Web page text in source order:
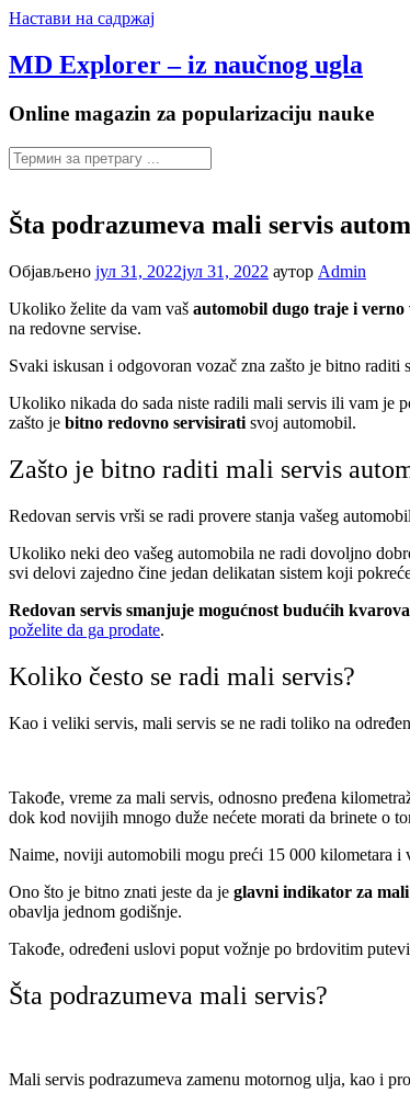
Настави на садржај
MD Explorer – iz naučnog ugla
Online magazin za popularizaciju nauke
Šta podrazumeva mali servis
Објављено јул 31, 2022јул 31, 2022 аутор Admin
Ukoliko želite da vam vaš automobil dugo traje i verno
na redovne servise.
Svaki iskusan i odgovoran vozač zna zašto je bitno
Ukoliko nikada do sada niste radili mali servis ili vam je
zašto je bitno redovno servisirati svoj automobil.
Zašto je bitno raditi mali servis
Redovan servis vrši se radi provere stanja vašeg
Ukoliko neki deo vašeg automobila ne radi dovoljno
svi delovi zajedno čine jedan delikatan sistem koji
Redovan servis smanjuje mogućnost budućih kvarova
poželite da ga prodate.
Koliko često se radi mali servis?
Kao i veliki servis, mali servis se ne radi toliko na
Takođe, vreme za mali servis, odnosno pređena
dok kod novijih mnogo duže nećete morati da brinete o
Naime, noviji automobili mogu preći 15 000 kilometara i
Ono što je bitno znati jeste da je glavni indikator za
obavlja jednom godišnje.
Takođe, određeni uslovi poput vožnje po brdovitim
Šta podrazumeva mali servis?
Mali servis podrazumeva zamenu motornog ulja, kao i